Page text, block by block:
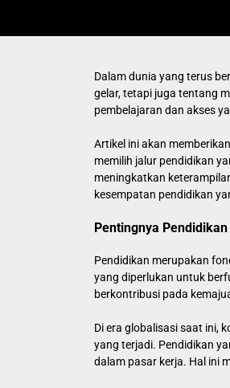
Dalam dunia yang terus
gelar, tetapi juga tentang
pembelajaran dan akses
Artikel ini akan
memilih jalur pendidikan
meningkatkan
kesempatan pendidikan
Pentingnya Pendidikan
Pendidikan merupakan
yang diperlukan untuk
berkontribusi pada
Di era globalisasi saat ini,
yang terjadi. Pendidikan
dalam pasar kerja. Hal ini